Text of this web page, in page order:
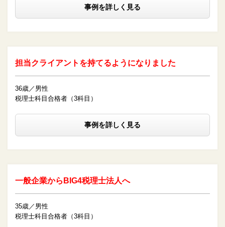
事例を詳しく見る
担当クライアントを持てるようになりました
36歳／男性
税理士科目合格者（3科目）
事例を詳しく見る
一般企業からBIG4税理士法人へ
35歳／男性
税理士科目合格者（3科目）